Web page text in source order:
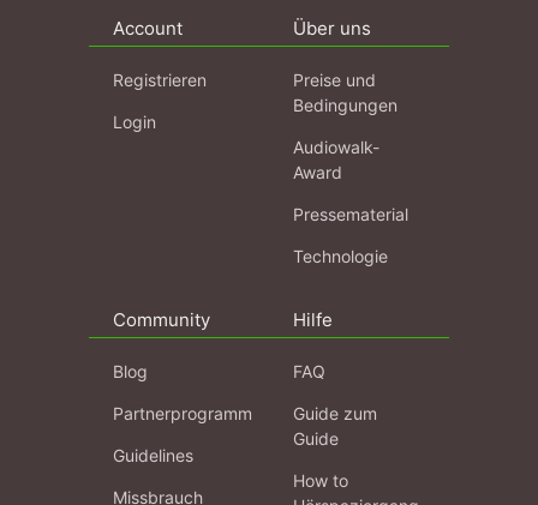
Account
Registrieren
Login
Über uns
Preise und
Bedingungen
Audiowalk-
Award
Pressematerial
Technologie
Community
Blog
Partnerprogramm
Guidelines
Missbrauch
Hilfe
FAQ
Guide zum
Guide
How to